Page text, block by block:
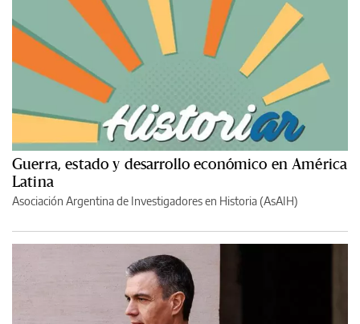
Guerra, estado y desarrollo económico en América
Latina
Asociación Argentina de Investigadores en Historia (AsAIH)